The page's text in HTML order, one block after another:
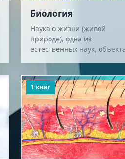
Биология
Наука о жизни (живой
природе), одна из
естественных наук,
существа и их
с окружающей средой.
1 книг